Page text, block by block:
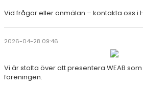
Vid frågor eller anmälan – kontakta oss i
2026-04-28 09:46
Vi är stolta över att presentera WEAB
föreningen.